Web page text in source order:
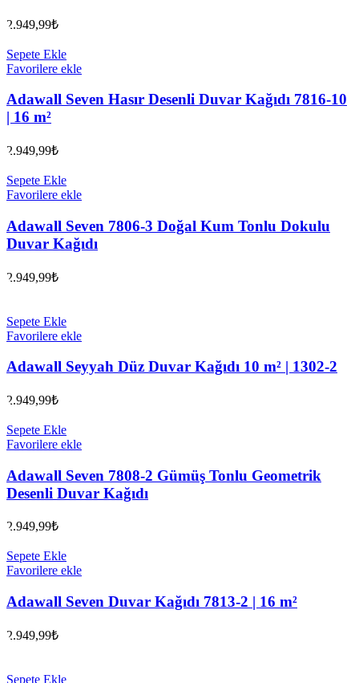
2.949,99₺
Sepete Ekle
Favorilere ekle
Adawall Seven Hasır Desenli Duvar Kağıdı 7816-10
| 16 m²
2.949,99₺
Sepete Ekle
Favorilere ekle
Adawall Seven 7806-3 Doğal Kum Tonlu Dokulu
Duvar Kağıdı
2.949,99₺
Sepete Ekle
Favorilere ekle
Adawall Seyyah Düz Duvar Kağıdı 10 m² | 1302-2
2.949,99₺
Sepete Ekle
Favorilere ekle
Adawall Seven 7808-2 Gümüş Tonlu Geometrik
Desenli Duvar Kağıdı
2.949,99₺
Sepete Ekle
Favorilere ekle
Adawall Seven Duvar Kağıdı 7813-2 | 16 m²
2.949,99₺
Sepete Ekle